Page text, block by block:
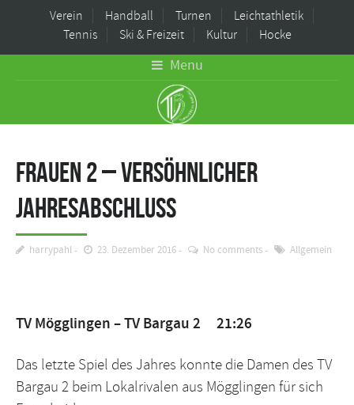
Verein Handball Turnen
Leichtathletik
Tennis
Ski & Freizeit Kultur Hocke
Menu
Frauen 2 – Versöhnlicher
Jahresabschluss
harrypahl 23. Dezember 2016 No comments Allgemein
TV Mögglingen – TV Bargau 2 21:26
Das letzte Spiel des Jahres konnte die Damen des TV
Bargau 2 beim Lokalrivalen aus Mögglingen für sich